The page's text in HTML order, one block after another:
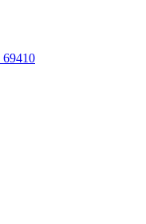
69410